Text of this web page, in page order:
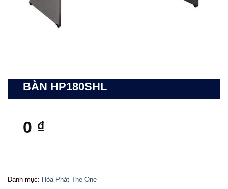
BÀN HP180SHL
0 ₫
Danh mục: Hòa Phát The One